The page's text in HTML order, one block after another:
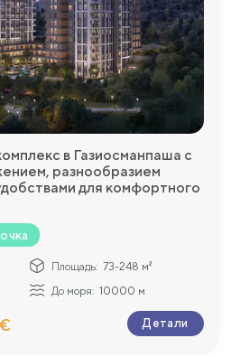
в Газиосманпаша с
разнообразием
для комфортного
Площадь: 73-248 м²
До моря: 10000 м
Детали